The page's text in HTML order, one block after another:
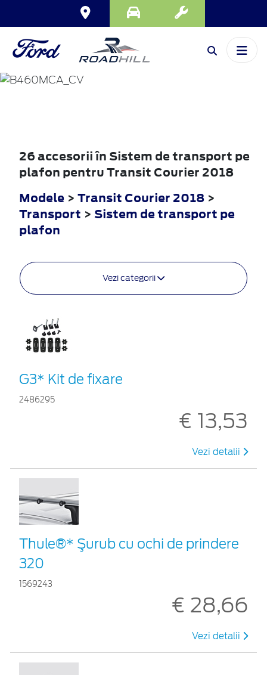
TRANSIT
COURIER
26 accesorii în Sistem de transport pe
plafon pentru Transit Courier 2018
Modele > Transit Courier 2018 >
Transport > Sistem de transport pe
plafon
Vezi categorii
G3* Kit de fixare
2486295
€ 13,53
Vezi detalii
Thule®* Şurub cu ochi de prindere
320
1569243
€ 28,66
Vezi detalii